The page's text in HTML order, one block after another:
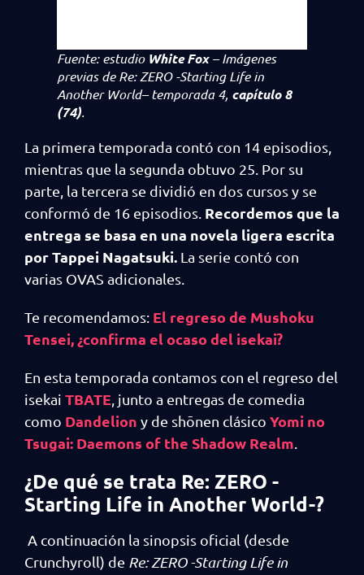
Fuente: estudio White Fox– Imágenes
previas deRe: ZERO -Starting Life in
Another World– temporada 4, capítulo 8
(74).
La primera temporada contó con 14 episodios,
mientras que la segunda obtuvo 25. Por su
parte, la tercera se dividió en dos cursos y se
conformó de 16 episodios. Recordemos que la
entrega se basa en una novela ligera escrita
por Tappei Nagatsuki. La serie contó con
varias OVAS adicionales.
Te recomendamos: El regreso de Mushoku
Tensei, ¿confirma el ocaso del isekai?
En esta temporada contamos con el regreso del
isekai TBATE , junto a entregas de comedia
como Dandelion y de shōnen clásico Yomi no
Tsugai: Daemons of the Shadow Realm
¿De qué se trata Re: ZERO -
Starting Life in Another World-?
A continuación la sinopsis oficial (desde
Crunchyroll) de Re: ZERO -Starting Life in